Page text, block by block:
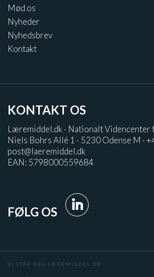
Mød os
Nyheder
Nyhedsbrev
Kontakt
KONTAKT OS
Læremiddel.dk · Nationalt
Niels Bohrs Allé 1 · 5230 Odense M ·
post@laeremiddel.dk
EAN: 5798000559684
FØLG OS
VI STÅR BAG LÆREMIDDEL.DK